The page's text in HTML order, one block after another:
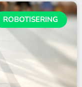
ROBOTISERING